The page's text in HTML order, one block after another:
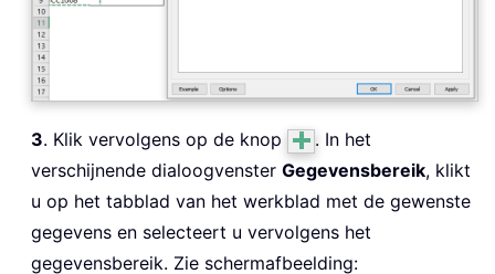
3. Klik vervolgens op de knop
. In het
verschijnende dialoogvenster Gegevensbereik, klikt
u op het tabblad van het werkblad met de gewenste
gegevens en selecteert u vervolgens het
gegevensbereik. Zie schermafbeelding: